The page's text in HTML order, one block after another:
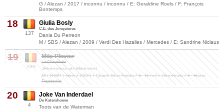
G / Alezan / 2017 / inconnu / inconnu / E: Geraldine Roels / F: François
Bontemps
18
137
Giulia Bosly
C.E. des Jonquieres
Dania Du Perreon
M / SBS / Alezan / 2009 / Verdi Des Hazalles / Mercedes / E: Sandrine Niclaus
19
139
Mila Plovier
La Chevalerie
JFlorentina vh Wilderhof
M / BWP / Gris / 2005 / Quick Star Aristo / E: Renée Goethals / F: Hans
Pasteels
20
4
Joke Van Inderdael
De Katershoeve
Toots van de Waterman